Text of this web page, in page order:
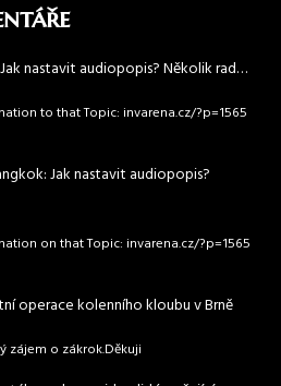
Jak nastavit audiopopis? Několik rad…
to that Topic: invarena.cz/?p=1565
:Jak nastavit audiopopis?
on that Topic: invarena.cz/?p=1565
operace kolenního kloubu v Brně
zájem o zákrok.Děkuji